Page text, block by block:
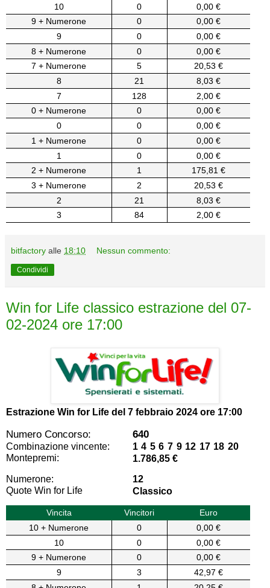
10
0
0,00 €
9 + Numerone
0
0,00 €
9
0
0,00 €
8 + Numerone
0
0,00 €
7 + Numerone
5
20,53 €
8
21
8,03 €
7
128
2,00 €
0 + Numerone
0
0,00 €
0
0
0,00 €
1 + Numerone
0
0,00 €
1
0
0,00 €
2 + Numerone
1
175,81 €
3 + Numerone
2
20,53 €
2
21
8,03 €
3
84 2,00 €
bitfactory alle 18:10 Nessun commento:
Condividi
Win for Life classico estrazione del 07-
02-2024 ore 17:00
Estrazione Win for Life del 7 febbraio 2024 ore 17:00
Numero Concorso: 640
Combinazione vincente:
1 4 5 6 7 9 12 17 18 20
Montepremi:
1.786,85 €
Numerone:
12
Quote Win for Life
Classico
Vincita Vincitori
Euro
10 + Numerone
0
0,00 €
10
0
0,00 €
9 + Numerone
0
0,00 €
9
3
42,97 €